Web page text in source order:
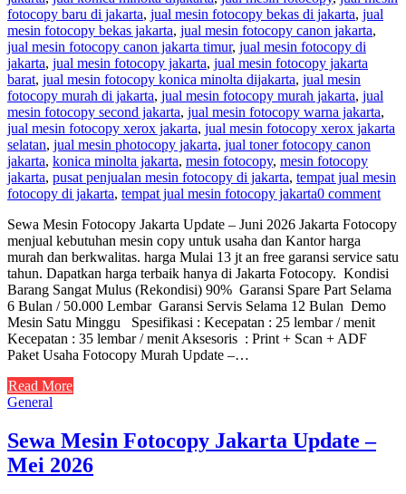
fotocopy baru di jakarta, jual mesin fotocopy bekas di jakarta, jual
mesin fotocopy bekas jakarta, jual mesin fotocopy canon jakarta,
jual mesin fotocopy canon jakarta timur, jual mesin fotocopy di
jakarta, jual mesin fotocopy jakarta, jual mesin fotocopy jakarta
barat, jual mesin fotocopy konica minolta dijakarta, jual mesin
fotocopy murah di jakarta, jual mesin fotocopy murah jakarta, jual
mesin fotocopy second jakarta, jual mesin fotocopy warna jakarta,
jual mesin fotocopy xerox jakarta, jual mesin fotocopy xerox jakarta
selatan, jual mesin photocopy jakarta, jual toner fotocopy canon
jakarta, konica minolta jakarta, mesin fotocopy, mesin fotocopy
jakarta, pusat penjualan mesin fotocopy di jakarta, tempat jual mesin
fotocopy di jakarta, tempat jual mesin fotocopy jakarta0 comment
Sewa Mesin Fotocopy Jakarta Update – Juni 2026 Jakarta Fotocopy
menjual kebutuhan mesin copy untuk usaha dan Kantor harga
murah dan berkwalitas. harga Mulai 13 jt an free garansi service satu
tahun. Dapatkan harga terbaik hanya di Jakarta Fotocopy. Kondisi
Barang Sangat Mulus (Rekondisi) 90% Garansi Spare Part Selama
6 Bulan / 50.000 Lembar Garansi Servis Selama 12 Bulan Demo
Mesin Satu Minggu Spesifikasi : Kecepatan : 25 lembar / menit
Kecepatan : 35 lembar / menit Aksesoris : Print + Scan + ADF
Paket Usaha Fotocopy Murah Update –…
Read More
General
Sewa Mesin Fotocopy Jakarta Update –
Mei 2026